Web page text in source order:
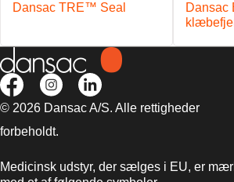
Dansac TRE™ Seal
© 2026 Dansac A/S. Alle rettigheder
forbeholdt.
Medicinsk udstyr, der sælges i EU, er